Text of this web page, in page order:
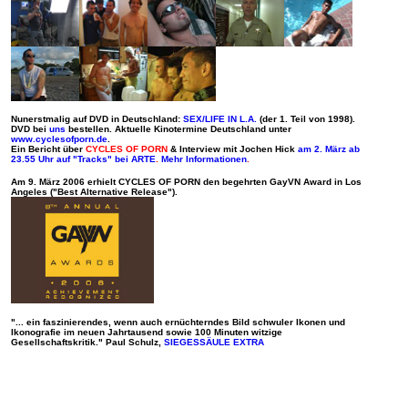
Nunerstmalig auf DVD in Deutschland: SEX/LIFE IN L.A. (der 1. Teil von 1998).
DVD bei uns bestellen. Aktuelle Kinotermine Deutschland unter
www.cyclesofporn.de
Ein Bericht über CYCLES OF PORN & Interview mit Jochen Hick am 2. März ab
23.55 Uhr auf "Tracks" bei ARTE
Mehr Informationen
Am 9. März 2006 erhielt CYCLES OF PORN den begehrten GayVN Award in Los
Angeles ("Best Alternative Release").
"... ein faszinierendes, wenn auch ernüchterndes Bild schwuler Ikonen und
Ikonografie im neuen Jahrtausend sowie 100 Minuten witzige
Gesellschaftskritik." Paul Schulz, SIEGESSÄULE EXTRA